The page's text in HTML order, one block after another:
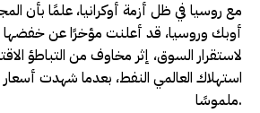
مع روسيا في ظل أزمة أوكرانيا، علمًا بأن
أوبك وروسيا، قد أعلنت مؤخرًا عن خفضها
لاستقرار السوق، إثر مخاوف من التباطؤ
استهلاك العالمي النفط، بعدما شهدت أسعار
ملموسًا.